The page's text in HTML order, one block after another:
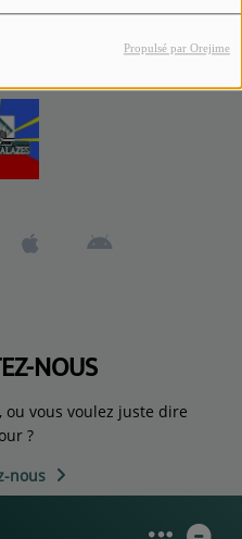
Propulsé par Orejime
NOUS
ou vous voulez juste dire
?
nous